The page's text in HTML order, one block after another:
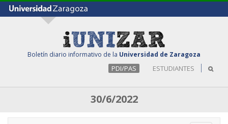
Boletín diario informativo de la Universidad de Zaragoza
PDI/PAS ESTUDIANTES
30/6/2022